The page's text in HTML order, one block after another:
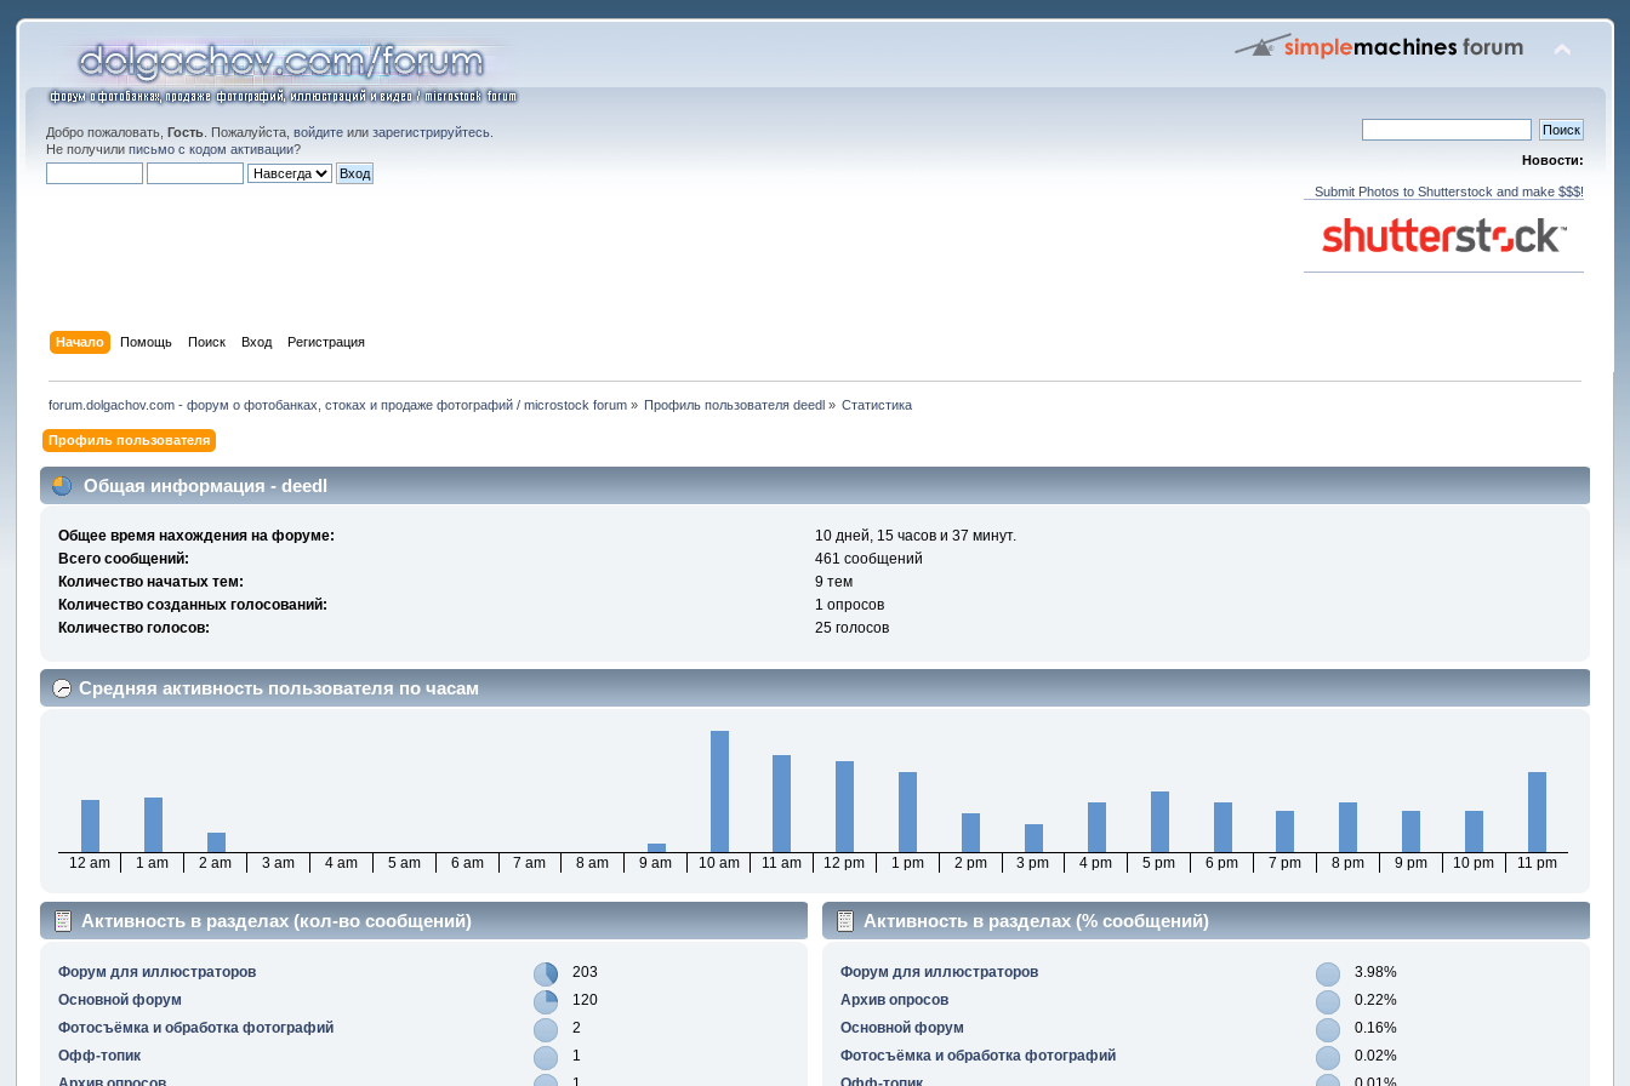
Добро пожаловать,Гость . Пожалуйста,войдите илизарегистрируйтесь
Не получилиписьмо с кодом активации?
Новости:
Submit Photos to Shutterstock and make $$$!
Начало Помощь Поиск Вход Регистрация
forum.dolgachov.com - форум о фотобанках, стоках и продаже фотографий / microstock forum» Профиль пользователя deedl » Статистика
Профиль пользователя
Общая информация - deedl
Общее время нахождения на форуме:
10 дней, 15 часов и 37 минут.
Всего сообщений:
461 сообщений
Количество начатых тем:
9 тем
Количество созданных голосований:
1 опросов
Количество голосов:
25 голосов
Средняя активность пользователя по часам
12 am 1 am 2 am 3 am 4 am 5 am 6 am 7 am 8 am 9 am 10 am 11 am 12 pm 1 pm 2 pm 3 pm 4 pm 5 pm 6 pm 7 pm 8 pm 9 pm 10 pm 11 pm
Активность в разделах (кол-во сообщений)
Форум для иллюстраторов
203
Основной форум
120
Фотосъёмка и обработка фотографий
2
Офф-топик
1
Активность в разделах (% сообщений)
Форум для иллюстраторов
3.98%
Архив опросов
0.22%
Основной форум
0.16%
Фотосъёмка и обработка фотографий
0.02%